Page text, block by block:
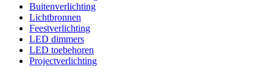
Buitenverlichting
Lichtbronnen
Feestverlichting
LED dimmers
LED toebehoren
Projectverlichting